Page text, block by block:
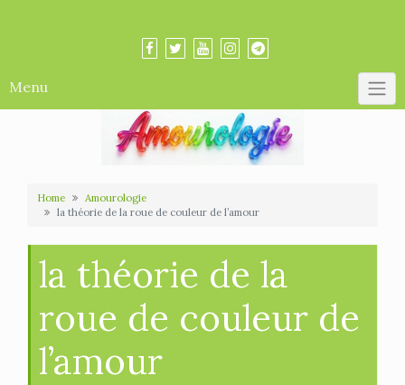
Menu
Home
Amourologie
la théorie de la roue de couleur de l’amour
la théorie de la
roue de couleur de
l’amour